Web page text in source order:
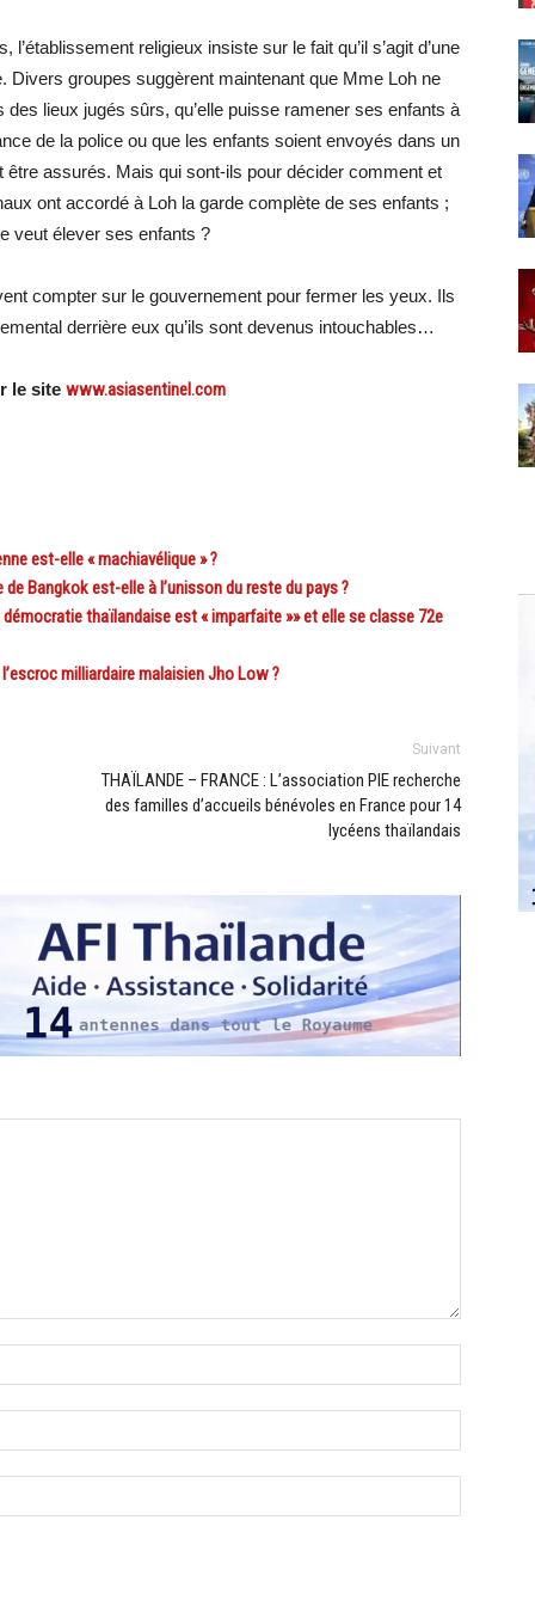
religieux insiste sur le fait qu’il s’agit d’une
Divers groupes suggèrent maintenant que Mme Loh ne
lieux jugés sûrs, qu’elle puisse ramener ses enfants à
de la police ou que les enfants soient envoyés dans un
assurés. Mais qui sont-ils pour décider comment et
ont accordé à Loh la garde complète de ses enfants ;
veut élever ses enfants ?
compter sur le gouvernement pour fermer les yeux. Ils
derrière eux qu’ils sont devenus intouchables…
le site www.asiasentinel.com
est-elle « machiavélique » ?
de Bangkok est-elle à l’unisson du reste du pays ?
démocratie thaïlandaise est « imparfaite »» et elle se classe 72e
milliardaire malaisien Jho Low ?
Suivant
THAÏLANDE – FRANCE : L’association PIE recherche
des familles d’accueils bénévoles en France pour 14
lycéens thaïlandais